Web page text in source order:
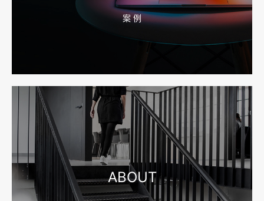
宁波企业官网改版怎么做？先排老站URL和收录保留
2026-08-10 16:43:21
宁波网站建设公司怎么选？先看合同、后台和询盘路径
案 例
ABOUT